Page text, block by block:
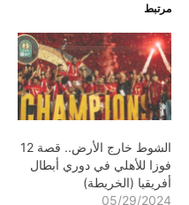
مرتبط
الشوط خارج الأرض.. قصة 12
فوزا للأهلي في دوري أبطال
أفريقيا (الخريطة)
05/29/2024